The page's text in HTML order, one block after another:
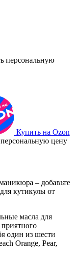
персональную
Купить на Ozon
цену
– добавьте
кутикулы от
масла для
один из шести
Orange, Pear,